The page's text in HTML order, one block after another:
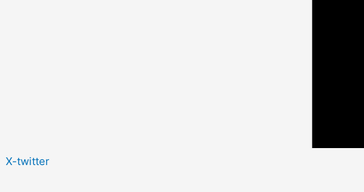
X-twitter